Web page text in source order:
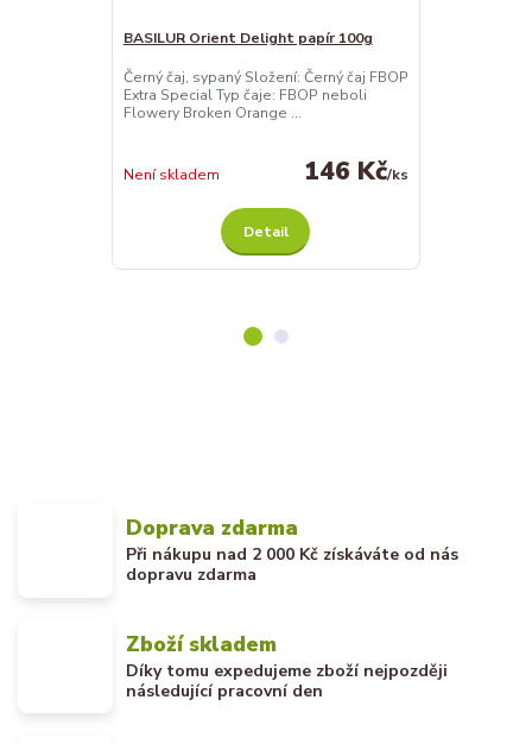
BASILUR Orient Delight papír 100g
Černý čaj, sypaný Složení: Černý čaj FBOP
Extra Special Typ čaje: FBOP neboli
Flowery Broken Orange ...
146 Kč/ks
Není skladem
Detail
Doprava zdarma
Při nákupu nad 2 000 Kč získáváte od nás
dopravu zdarma
Zboží skladem
Díky tomu expedujeme zboží nejpozději
následující pracovní den